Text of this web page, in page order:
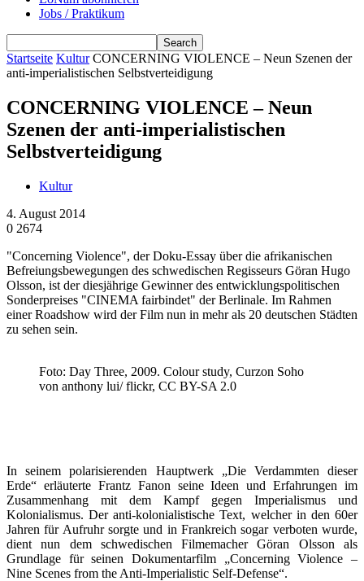
Jobs / Praktikum
Startseite Kultur CONCERNING VIOLENCE – Neun Szenen der
anti-imperialistischen Selbstverteidigung
CONCERNING VIOLENCE – Neun
Szenen der anti-imperialistischen
Selbstverteidigung
Kultur
4. August 2014
0 2674
"Concerning Violence", der Doku-Essay über die afrikanischen
Befreiungsbewegungen des schwedischen Regisseurs Göran Hugo
Olsson, ist der diesjährige Gewinner des entwicklungspolitischen
Sonderpreises "CINEMA fairbindet" der Berlinale. Im Rahmen
einer Roadshow wird der Film nun in mehr als 20 deutschen Städten
zu sehen sein.
Foto: Day Three, 2009. Colour study, Curzon Soho
von anthony lui/ flickr, CC BY-SA 2.0
In seinem polarisierenden Hauptwerk „Die Verdammten dieser
Erde“ erläuterte Frantz Fanon seine Ideen und Erfahrungen im
Zusammenhang mit dem Kampf gegen Imperialismus und
Kolonialismus. Der anti-kolonialistische Text, welcher in den 60er
Jahren für Aufruhr sorgte und in Frankreich sogar verboten wurde,
dient nun dem schwedischen Filmemacher Göran Olsson als
Grundlage für seinen Dokumentarfilm „Concerning Violence –
Nine Scenes from the Anti-Imperialistic Self-Defense“.